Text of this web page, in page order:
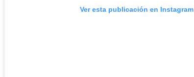
Ver esta publicación en Instagram